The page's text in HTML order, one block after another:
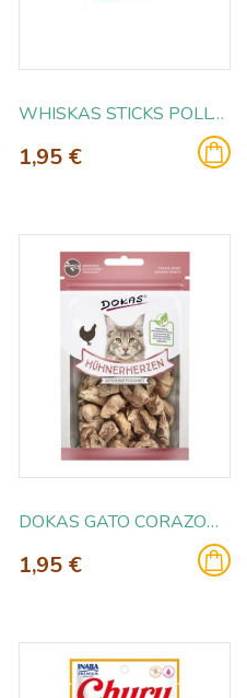
WHISKAS STICKS POLLO 3X18GR
1,95 €
DOKAS GATO CORAZONES POLLO LIOFILIZADOS
1,95 €